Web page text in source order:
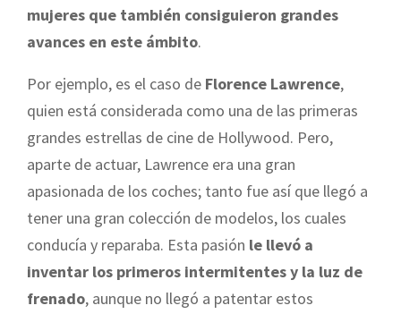
mujeres que también consiguieron grandes
avances en este ámbito.
Por ejemplo, es el caso de Florence Lawrence,
quien está considerada como una de las primeras
grandes estrellas de cine de Hollywood. Pero,
aparte de actuar, Lawrence era una gran
apasionada de los coches; tanto fue así que llegó a
tener una gran colección de modelos, los cuales
conducía y reparaba. Esta pasión le llevó a
inventar los primeros intermitentes y la luz de
frenado, aunque no llegó a patentar estos